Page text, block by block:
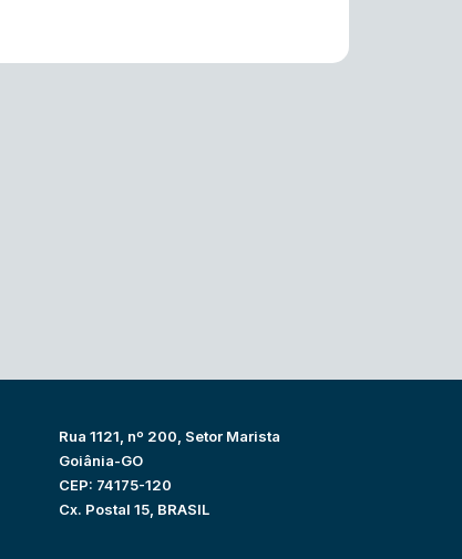
Rua 1121, nº 200, Setor Marista
Goiânia-GO
CEP: 74175-120
Cx. Postal 15, BRASIL